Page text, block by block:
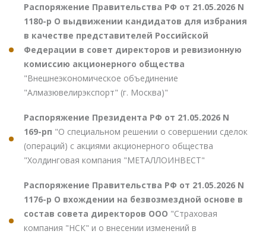
Распоряжение Правительства РФ от 21.05.2026 N
1180-р О выдвижении кандидатов для избрания
в качестве представителей Российской
Федерации в совет директоров и ревизионную
комиссию акционерного общества
"Внешнеэкономическое объединение
"Алмазювелирэкспорт" (г. Москва)"
Распоряжение Президента РФ от 21.05.2026 N
169-рп "О специальном решении о совершении сделок
(операций) с акциями акционерного общества
"Холдинговая компания "МЕТАЛЛОИНВЕСТ"
Распоряжение Правительства РФ от 21.05.2026 N
1176-р О вхождении на безвозмездной основе в
состав совета директоров ООО "Страховая
компания "НСК" и о внесении изменений в